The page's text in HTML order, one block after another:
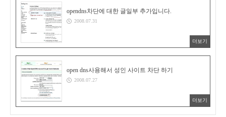
opendns차단에 대한 글일부 추가입니다.
2008.07.31
더보기
open dns사용해서 성인 사이트 차단 하기
2008.07.27
더보기